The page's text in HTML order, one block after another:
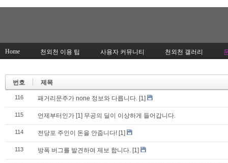
Home 천외천 이용 팁 사용자 커뮤니티 천외천 갤러리
번호 제목
116 패거리문주가 none 정보와 다릅니다. [1]
115 언제부터인가 [1] 무공의 딜이 이상하게 들어갑니다.
114 전당포 주인이 돈을 안줍니다! [1]
113 방폭 버그를 발견하여 제보 합니다. [1]